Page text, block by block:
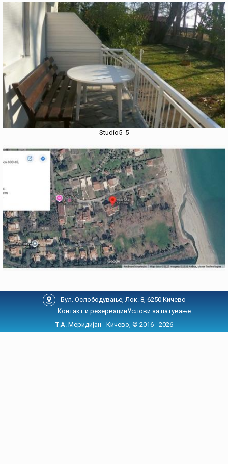
Studio5_5
Бул. Ослободување, Лок. 8, 6250 Кичево
Контакт и резервацииУслови за патување
Т.А. Меридијан - Кичево, © 2016 - 2026